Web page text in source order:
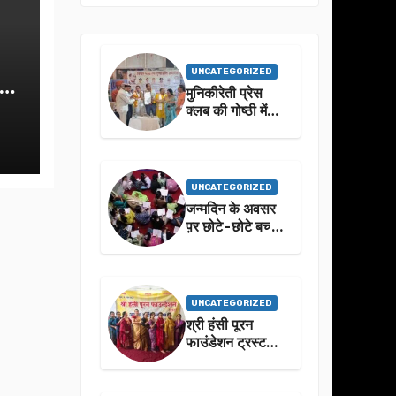
UNCATEGORIZED
मुनिकीरेती प्रेस
क्लब की गोष्ठी में
UNCATEGORIZED
जन्मदिन के अवसर
प़र छोटे-छोटे बच्चो
UNCATEGORIZED
श्री हंसी पूरन
फाउंडेशन ट्रस्ट